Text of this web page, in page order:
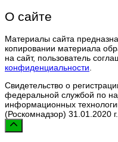
О сайте
Материалы сайта
копировании материала
на сайт, пользователь
конфиденциальности